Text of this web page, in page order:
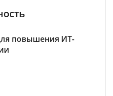
повышения ИТ-